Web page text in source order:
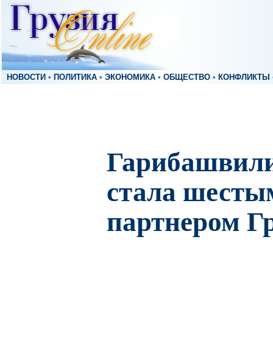
НОВОСТИ • ПОЛИТИКА • ЭКОНОМИКА • ОБЩЕСТВО • КОНФЛИКТЫ
стала
партнером